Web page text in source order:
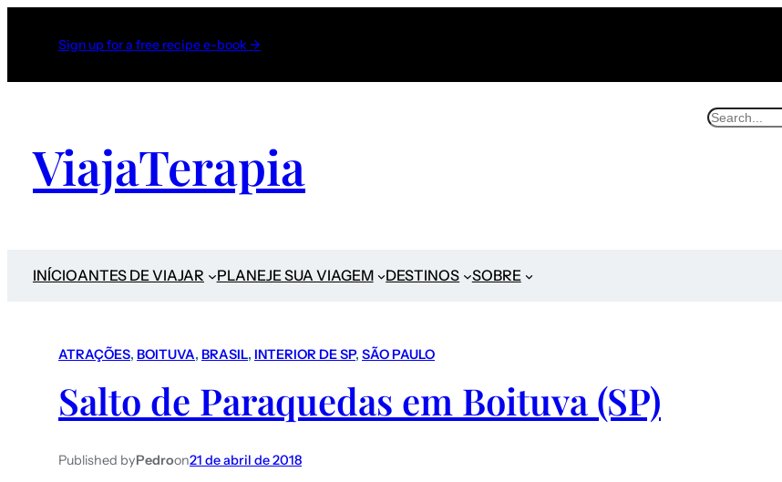
Sign up for a free recipe e-book →
ViajaTerapia
INÍCIOANTES DE VIAJAR PLANEJE SUA VIAGEM DESTINOS SOBRE
ATRAÇÕES, BOITUVA, BRASIL, INTERIOR DE SP, SÃO PAULO
Salto de Paraquedas em Boituva (SP)
Published byPedroon21 de abril de 2018